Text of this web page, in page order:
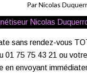
Par Nicolas
sans rendez-vous
01 75 75 43 21 ou
en envoyant